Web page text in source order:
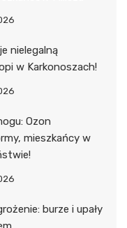
nielegalną
w Karkonoszach!
Ozon
mieszkańcy w
burze i upały